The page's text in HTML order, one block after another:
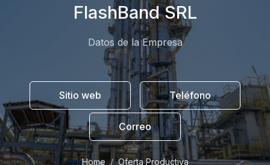
FlashBand SRL
Datos de la Empresa
Sitio web Teléfono
Correo
Home Oferta Productiva